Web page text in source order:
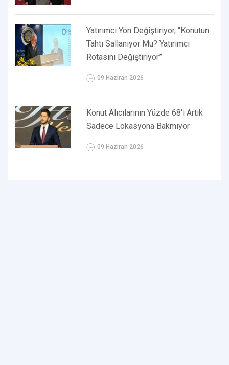
Yatırımcı Yön Değiştiriyor, “Konutun
Tahtı Sallanıyor Mu? Yatırımcı
Rotasını Değiştiriyor”
09 Haziran 2026
Konut Alıcılarının Yüzde 68'i Artık
Sadece Lokasyona Bakmıyor
09 Haziran 2026